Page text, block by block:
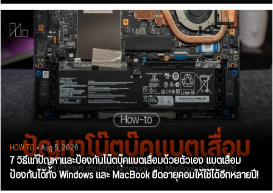
HOW TO• Aug 5, 2026
7 วิธีแก้ปัญหาและป้องกันโน๊ตบุ๊คแบตเสื่อมด้วยตัวเอง แบตเสื่อม
ป้องกันได้ทั้ง Windows และ MacBook ยืดอายุคอมให้ใช้ได้อีกหลายปี!